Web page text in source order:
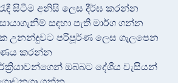
සිටීම අනිසි ලෙස දීර්ඝ කරන්න
සඳහා පැති මාර්ග ගන්න
උනන්දුවට පරිපූර්ණ ලෙස ගැලපෙන
කරන්න
ඔබ්බට දේශීය වැසියන්